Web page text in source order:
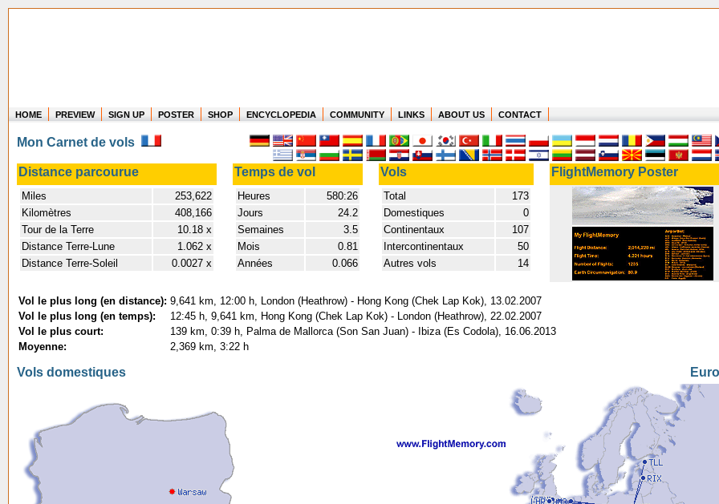
Where in the world have you flown?
How long have you been in the air?
Create your own FlightMemory and see!
HOME PREVIEW SIGN UP POSTER SHOP ENCYCLOPEDIA COMMUNITY LINKS ABOUT US CONTACT
Mon Carnet de vols
Distance parcourue Temps de vol Vols FlightMemory Poster
Miles
253,622
Kilomètres
408,166
Tour de la Terre
10.18 x
Distance Terre-Lune
1.062 x
Distance Terre-Soleil
0.0027 x
Heures
580:26
Jours
24.2
Semaines
3.5
Mois
0.81
Années
0.066
Total
173
Domestiques
0
Continentaux
107
Intercontinentaux
50
Autres vols
14
Vol le plus long (en distance): 9,641 km, 12:00 h, London (Heathrow) - Hong Kong (Chek Lap Kok), 13.02.2007
Vol le plus long (en temps):
12:45 h, 9,641 km, Hong Kong (Chek Lap Kok) - London (Heathrow), 22.02.2007
Vol le plus court:
139 km, 0:39 h, Palma de Mallorca (Son San Juan) - Ibiza (Es Codola), 16.06.2013
Moyenne:
2,369 km, 3:22 h
Vols domestiques